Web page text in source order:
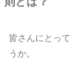
皆さんにとっ
うか。